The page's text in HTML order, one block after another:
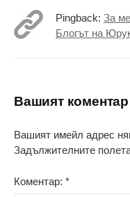
Pingback: За
Блогът на
Вашият коментар
Вашият имейл адрес
Задължителните
Коментар: *